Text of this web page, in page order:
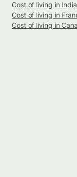
Cost of living in India
Cost of living in
Cost of living in